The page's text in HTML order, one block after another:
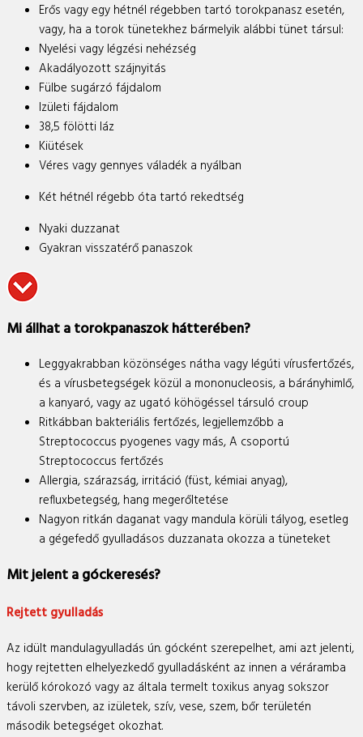
Erős vagy egy hétnél régebben tartó torokpanasz esetén,
vagy, ha a torok tünetekhez bármelyik alábbi tünet társul:
Nyelési vagy légzési nehézség
Akadályozott szájnyitás
Fülbe sugárzó fájdalom
Izületi fájdalom
38,5 fölötti láz
Kiütések
Véres vagy gennyes váladék a nyálban
Két hétnél régebb óta tartó rekedtség
Nyaki duzzanat
Gyakran visszatérő panaszok
Mi állhat a torokpanaszok hátterében?
Leggyakrabban közönséges nátha vagy légúti vírusfertőzés,
és a vírusbetegségek közül a mononucleosis, a bárányhimlő,
a kanyaró, vagy az ugató köhögéssel társuló croup
Ritkábban bakteriális fertőzés, legjellemzőbb a
Streptococcus pyogenes vagy más, A csoportú
Streptococcus fertőzés
Allergia, szárazság, irritáció (füst, kémiai anyag),
refluxbetegség, hang megerőltetése
Nagyon ritkán daganat vagy mandula körüli tályog, esetleg
a gégefedő gyulladásos duzzanata okozza a tüneteket
Mit jelent a góckeresés?
Rejtett gyulladás
Az idült mandulagyulladás ún. gócként szerepelhet, ami azt jelenti,
hogy rejtetten elhelyezkedő gyulladásként az innen a véráramba
kerülő kórokozó vagy az általa termelt toxikus anyag sokszor
távoli szervben, az izületek, szív, vese, szem, bőr területén
második betegséget okozhat.